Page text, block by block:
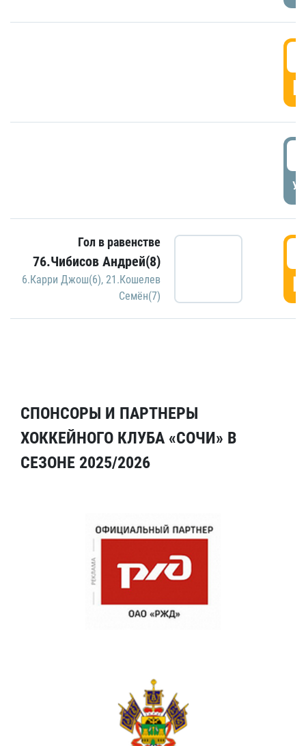
Гол в равенстве
76.Чибисов Андрей(8)
6.Карри Джош(6), 21.Кошелев
Семён(7)
СПОНСОРЫ И ПАРТНЕРЫ
ХОККЕЙНОГО КЛУБА «СОЧИ» В
СЕЗОНЕ 2025/2026